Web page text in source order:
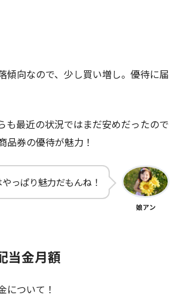
傾向なので、少し買い増し。優待に届
も最近の状況ではまだ安めだったので
品券の優待が魅力！
っぱり魅力だもんね！
娘アン
当金月額
について！